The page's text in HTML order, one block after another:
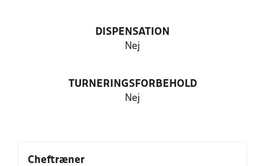
DISPENSATION
Nej
TURNERINGSFORBEHOLD
Nej
Cheftræner